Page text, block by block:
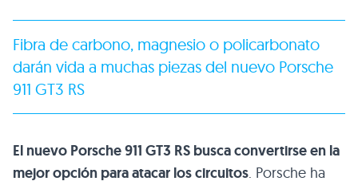
Fibra de carbono, magnesio o policarbonato
darán vida a muchas piezas del nuevo Porsche
911 GT3 RS
El nuevo Porsche 911 GT3 RS busca convertirse en la
mejor opción para atacar los circuitos. Porsche ha